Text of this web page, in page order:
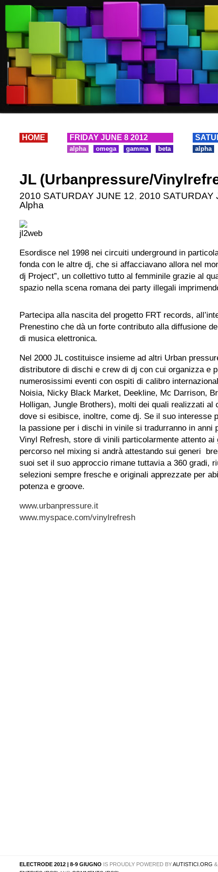
HOME FRIDAY JUNE 8 2012
alpha omega gamma beta alpha
JL (Urbanpressure/
2010 SATURDAY JUNE 12, 2010 SATURDAY
Alpha
Esordisce nel 1998 nei circuiti underground in
fonda con le altre dj, che si affacciavano allora nel
dj Project”, un collettivo tutto al femminile grazie al
spazio nella scena romana dei party illegali
Partecipa alla nascita del progetto FRT records,
Prenestino che dà un forte contributo alla diffusione
di musica elettronica.
Nel 2000 JL costituisce insieme ad altri Urban
distributore di dischi e crew di dj con cui organizza e
numerosissimi eventi con ospiti di calibro
Noisia, Nicky Black Market, Deekline, Mc Darrison,
Holligan, Jungle Brothers), molti dei quali realizzati al
dove si esibisce, inoltre, come dj. Se il suo interesse
la passione per i dischi in vinile si tradurranno in anni
Vinyl Refresh, store di vinili particolarmente attento ai
percorso nel mixing si andrà attestando sui generi
suoi set il suo approccio rimane tuttavia a 360 gradi,
selezioni sempre fresche e originali apprezzate per
potenza e groove.
www.urbanpressure.it
www.myspace.com/vinylrefresh
ELECTRODE 2012 | 8-9 GIUGNO IS PROUDLY POWERED BYAUTISTICI.ORG